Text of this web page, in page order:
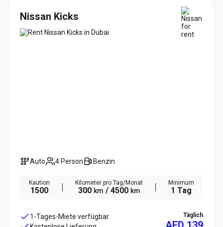
Nissan Kicks
Auto 4 Person Benzin
Kaution
1500
Kilometer pro Tag/Monat
300 km / 4500 km
Minimum
1 Tag
1-Tages-Miete verfügbar
Täglich